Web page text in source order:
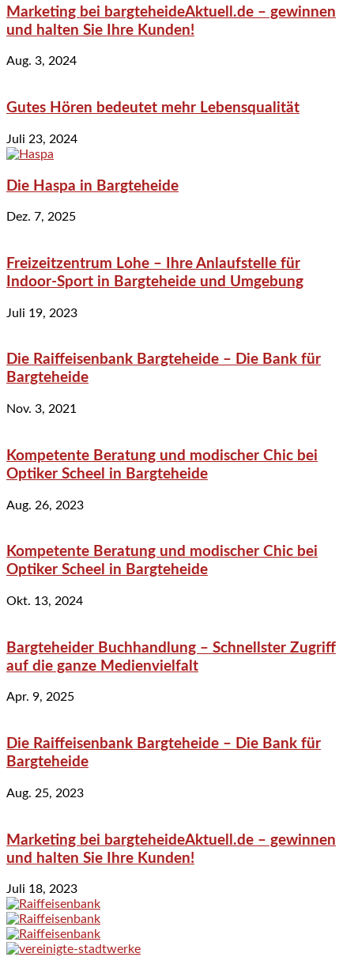
Marketing bei bargteheideAktuell.de – gewinnen
und halten Sie Ihre Kunden!
Aug. 3, 2024
Gutes Hören bedeutet mehr Lebensqualität
Juli 23, 2024
Die Haspa in Bargteheide
Dez. 7, 2025
Freizeitzentrum Lohe – Ihre Anlaufstelle für
Indoor-Sport in Bargteheide und Umgebung
Juli 19, 2023
Die Raiffeisenbank Bargteheide – Die Bank für
Bargteheide
Nov. 3, 2021
Kompetente Beratung und modischer Chic bei
Optiker Scheel in Bargteheide
Aug. 26, 2023
Kompetente Beratung und modischer Chic bei
Optiker Scheel in Bargteheide
Okt. 13, 2024
Bargteheider Buchhandlung – Schnellster Zugriff
auf die ganze Medienvielfalt
Apr. 9, 2025
Die Raiffeisenbank Bargteheide – Die Bank für
Bargteheide
Aug. 25, 2023
Marketing bei bargteheideAktuell.de – gewinnen
und halten Sie Ihre Kunden!
Juli 18, 2023